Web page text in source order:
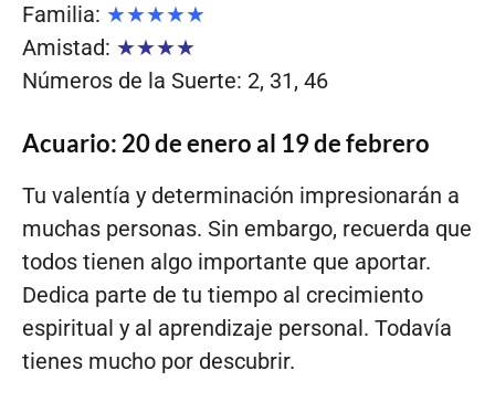
Familia: ★★★★★
Amistad: ★★★★
Números de la Suerte: 2, 31, 46
Acuario: 20 de enero al 19 de febrero
Tu valentía y determinación impresionarán a
muchas personas. Sin embargo, recuerda que
todos tienen algo importante que aportar.
Dedica parte de tu tiempo al crecimiento
espiritual y al aprendizaje personal. Todavía
tienes mucho por descubrir.